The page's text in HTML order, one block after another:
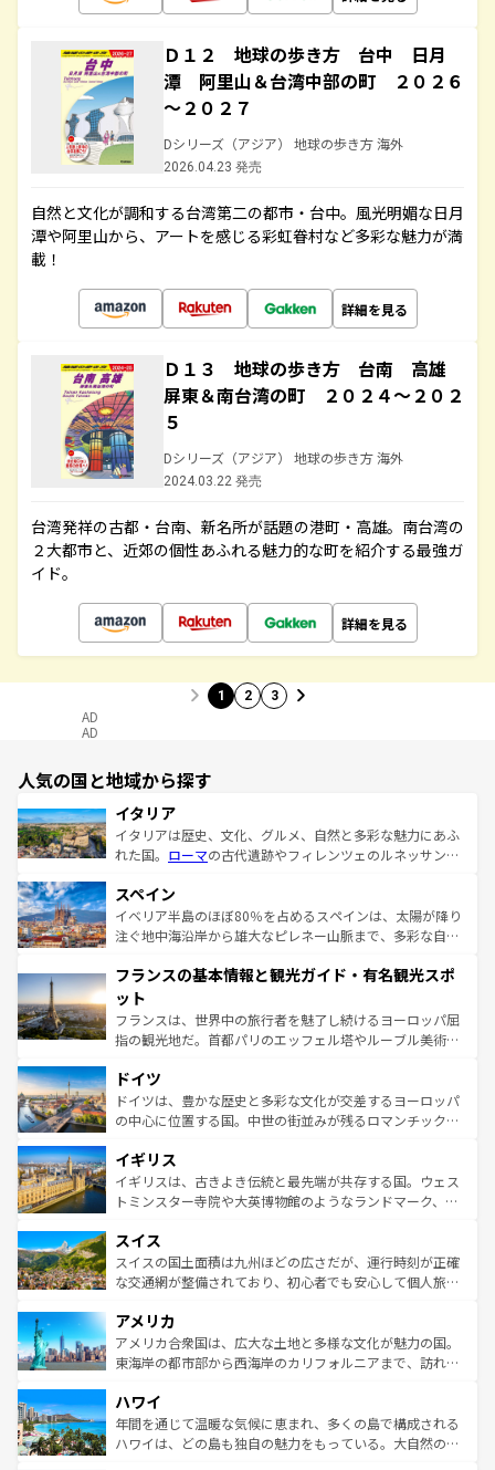
Ｄ１２ 地球の歩き方 台中 日月
潭 阿里山＆台湾中部の町 ２０２６
～２０２７
Dシリーズ（アジア） 地球の歩き方 海外
2026.04.23 発売
自然と文化が調和する台湾第二の都市・台中。風光明媚な日月
潭や阿里山から、アートを感じる彩虹眷村など多彩な魅力が満
載！
詳細を見る
Ｄ１３ 地球の歩き方 台南 高雄
屏東＆南台湾の町 ２０２４～２０２
５
Dシリーズ（アジア） 地球の歩き方 海外
2024.03.22 発売
台湾発祥の古都・台南、新名所が話題の港町・高雄。南台湾の
２大都市と、近郊の個性あふれる魅力的な町を紹介する最強ガ
イド。
詳細を見る
1 2 3
AD
AD
人気の国と地域から探す
イタリア
イタリアは歴史、文化、グルメ、自然と多彩な魅力にあふ
れた国。 ローマの古代遺跡やフィレンツェのルネッサンス
ろん、トスカーナの美しい田園風景やアマルフィ海岸の絶
景など、自然景観も見逃せない。観光の合間には、本場の
ピザやパスタなど、絶品のイタリア料理を堪能することも
ませてくれるイタリアで、忘れられない旅をしてみよう！
なお、新着のイタリア情報は
しい。
スペイン
イベリア半島のほぼ80％を占めるスペインは、太陽が降り
注ぐ地中海沿岸から雄大なピレネー山脈まで、多彩な自然
文化が根付くこの国では、情熱的なフラメンコ、熱気あふ
れる闘牛、そして美味しいタパスが生活の一部となってい
る。首都マドリードの洗練された雰囲気や、バルセロナの
アートに溢れた街角から、地方では古代ローマ遺跡や中世
せる。地方によって風土や気候が異なるスペインはその個
性で訪れる人を魅了する。 なお、新着のスペイン情報は コ
ンテンツ一覧を参照してほしい。
フランスの基本情報と観光ガイド・有名観光スポ
ット
フランスは、世界中の旅行者を魅了し続けるヨーロッパ屈
指の観光地だ。首都パリのエッフェル塔やルーブル美術館
で、幅広い魅力が詰まっている。華麗な宮殿、歴史的な大
聖堂、美しいビーチ、そして豊かな自然が、訪れる者を心
から魅了する。また、フランスは美食の国としても知ら
いる。シャンパンの発祥地であるランス、プロヴァンスの
香り高いラベンダー畑など、多彩な楽しみ方が可能だ。さ
らに、パリ以外の地域にも魅力が溢れており、どの街角に
れる地方に足を運ぶとそれぞれで全く異なる文化を体験で
きるだろう。 なお、新着のフランス情報はコンテンツ一覧
を参照してほしい。
ドイツ
ドイツは、豊かな歴史と多彩な文化が交差するヨーロッパ
の中心に位置する国。中世の街並みが残るロマンチック街
顔を持つこの国は、どこを歩いても飽きることがない。ベ
ルリンの文化的活気、バイエルン州のアルプスの絶景、そ
してライン川沿いのワイン畑といった風景は必見。ビール
は、お酒好きな人にはぜひ体験してほしい。 なお、新着の
ドイツ情報はコンテンツ一覧を参照してほしい。
イギリス
イギリスは、古きよき伝統と最先端が共存する国。ウェス
トミンスター寺院や大英博物館のようなランドマーク、歴
リアごとに異なる魅力がある。また、優雅なアフタヌーン
ティー、ビール好きにはたまらない英国パブ、サッカー観
戦など、本場だからこそできる体験も豊富。イギリスを旅
ンツ一覧を参照してほしい。
スイス
スイスの国土面積は九州ほどの広さだが、運行時刻が正確
な交通網が整備されており、初心者でも安心して個人旅行
の建物がそのまま残る町や、スイスならではのユニークな
博物館もあり、アルプス観光だけでなく町歩きも満喫する
ことができる。国民の所得が高いため物価も高いが、旅行
ば市内交通費無料で観光を楽しむこともできる。 なお、新
着のスイス情報はコンテンツ一覧 を参照してほしい。
アメリカ
アメリカ合衆国は、広大な土地と多様な文化が魅力の国。
東海岸の都市部から西海岸のカリフォルニアまで、訪れる
のような巨大都市は、観光、ショッピング、エンターテイ
ンメントが詰まった刺激的なスポットだ。一方、アメリカ
西部には大自然が広がり、グランドキャニオンやイエロー
ハワイ
年間を通じて温暖な気候に恵まれ、多くの島で構成される
ハワイは、どの島も独自の魅力をもっている。大自然の神